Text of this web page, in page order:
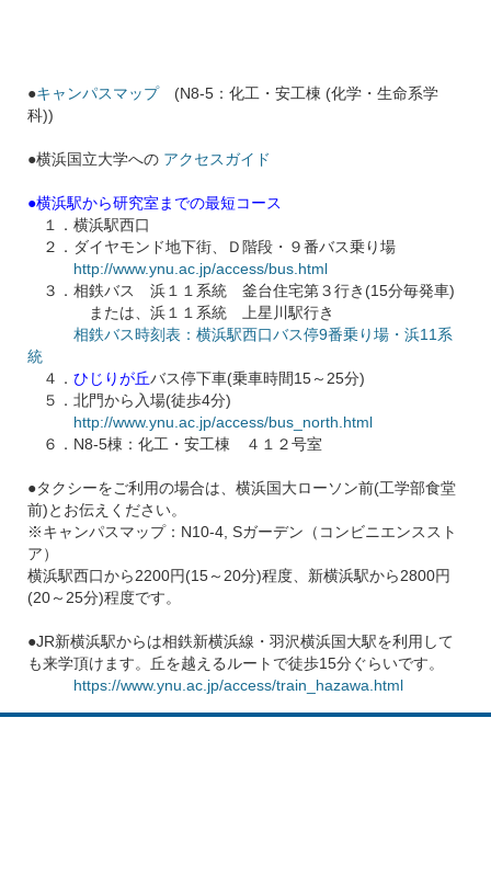
●キャンパスマップ(N8-5：化工・安工棟 (化学・生命系学
科))
●横浜国立大学への アクセスガイド
●横浜駅から研究室までの最短コース
１．横浜駅西口
２．ダイヤモンド地下街、Ｄ階段・９番バス乗り場
http://www.ynu.ac.jp/access/bus.html
３．相鉄バス 浜１１系統 釜台住宅第３行き(15分毎発車)
または、浜１１系統 上星川駅行き
相鉄バス時刻表：横浜駅西口バス停9番乗り場・浜11系
統
４． ひじりが丘バス停下車(乗車時間15～25分)
５．北門から入場(徒歩4分)
http://www.ynu.ac.jp/access/bus_north.html
６．N8-5棟：化工・安工棟 ４１２号室
●タクシーをご利用の場合は、横浜国大ローソン前(工学部食堂
前)とお伝えください。
※キャンパスマップ：N10-4, Sガーデン（コンビニエンススト
ア）
横浜駅西口から2200円(15～20分)程度、新横浜駅から2800円
(20～25分)程度です。
●JR新横浜駅からは相鉄新横浜線・羽沢横浜国大駅を利用して
も来学頂けます。丘を越えるルートで徒歩15分ぐらいです。
https://www.ynu.ac.jp/access/train_hazawa.html